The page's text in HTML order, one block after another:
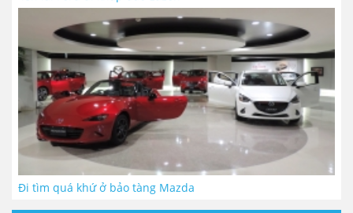
Đi tìm quá khứ ở bảo tàng Mazda